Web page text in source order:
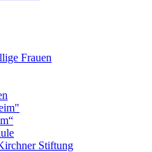
Frauen
Stiftung